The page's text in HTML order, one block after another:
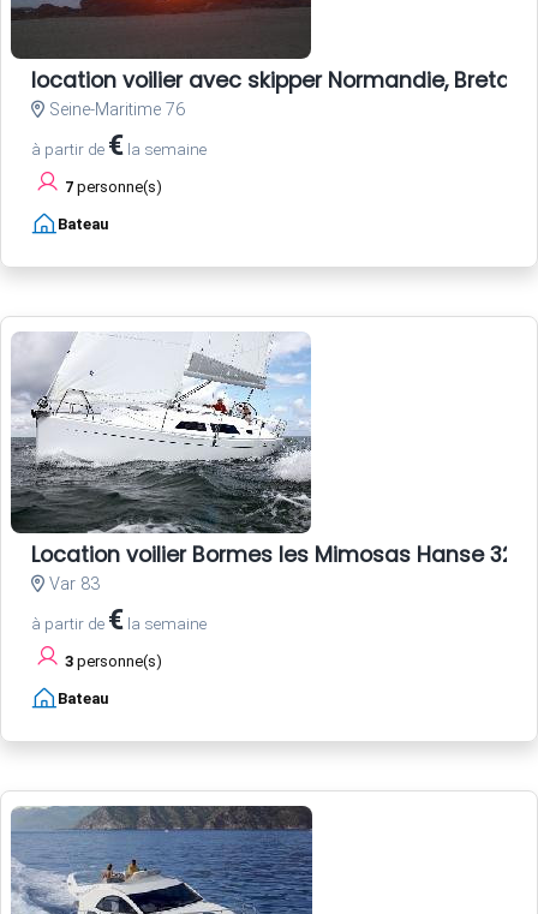
location voilier avec skipper Normandie,
Seine-Maritime 76
à partir de € la semaine
7 personne(s)
Bateau
Location voilier Bormes les Mimosas Hanse 325
Var 83
à partir de € la semaine
3 personne(s)
Bateau